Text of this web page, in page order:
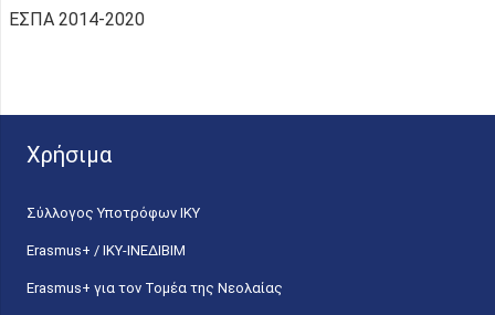
ΕΣΠΑ 2014-2020
Χρήσιμα
Σύλλογος Υποτρόφων ΙΚΥ
Erasmus+ / ΙΚΥ-ΙΝΕΔΙΒΙΜ
Erasmus+ για τον Τομέα της Νεολαίας